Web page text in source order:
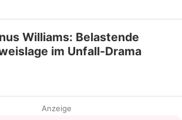
Williams: Belastende
im Unfall-Drama
Anzeige